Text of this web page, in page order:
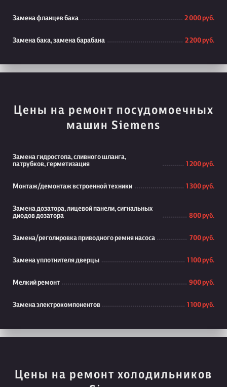
Замена фланцев бака 2 000 руб.
Замена бака, замена барабана 2 200 руб.
Цены на ремонт посудомоечных
машин Siemens
Замена гидростопа, сливного шланга,
патрубков, герметизация
1 200 руб.
Монтаж/демонтаж встроенной техники 1 300 руб.
Замена дозатора, лицевой панели, сигнальных
диодов дозатора
800 руб.
Замена/реголировка приводного ремня насоса 700 руб.
Замена уплотнителя дверцы 1 100 руб.
Мелкий ремонт 900 руб.
Замена электрокомпонентов 1 100 руб.
Цены на ремонт холодильников